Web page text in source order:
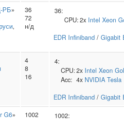
РБ»
,
36
72
н/д
36:
CPU:2x Intel Xeon
EDR Infiniband / Gigabit
4
8
16
4:
CPU:2x Intel Xeon
Acc: 4x NVIDIA Tesla
EDR Infiniband / Gigabit
G6»
1002
1002: